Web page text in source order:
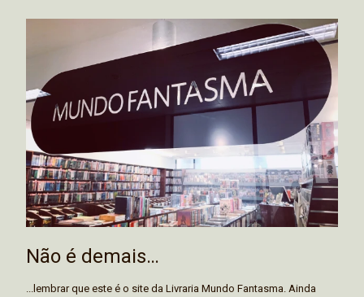
Não é demais…
...lembrar que este é o site da Livraria Mundo Fantasma. Ainda